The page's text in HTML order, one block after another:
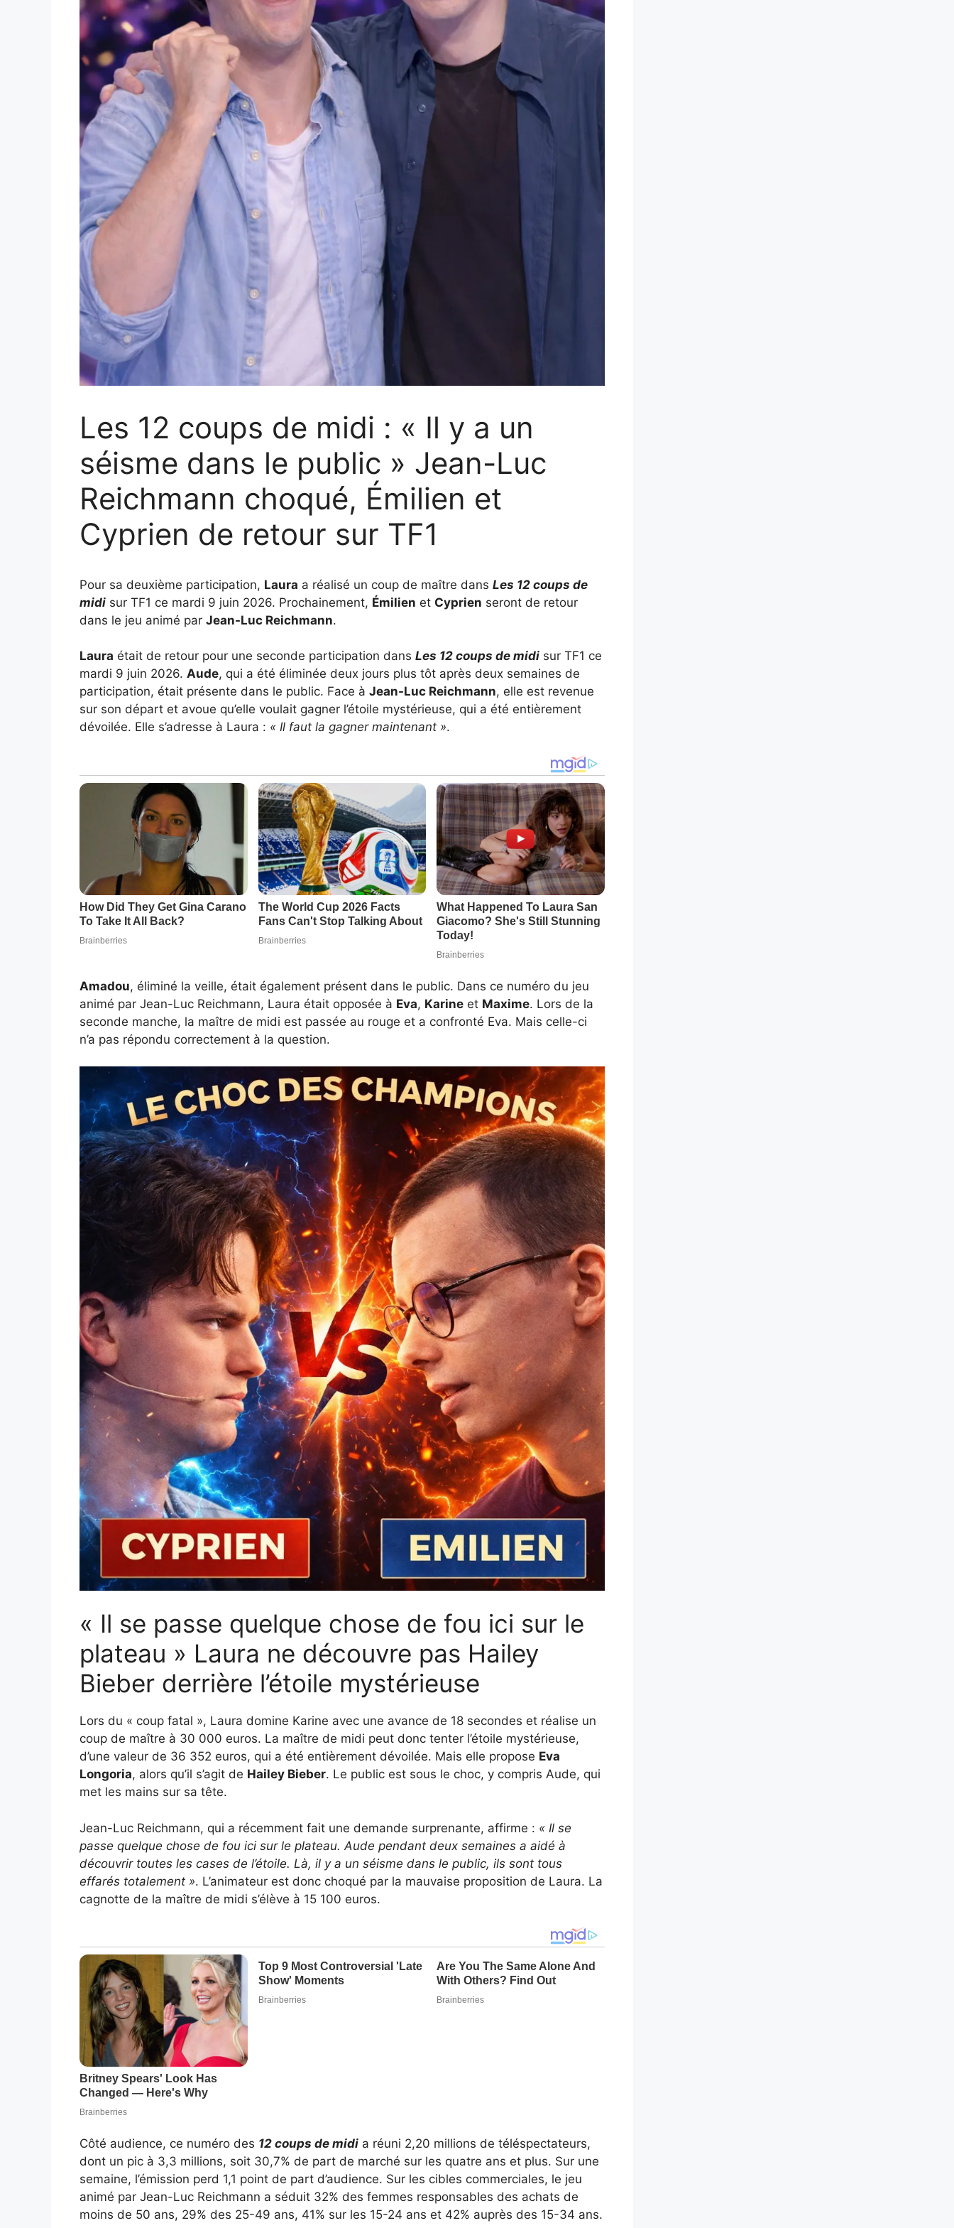
Les 12 coups de midi : « Il y a un
séisme dans le public » Jean-Luc
Reichmann choqué, Émilien et
Cyprien de retour sur TF1
Pour sa deuxième participation, Laura a réalisé un coup de maître dans Les 12 coups de
midi sur TF1 ce mardi 9 juin 2026. Prochainement, Émilien et Cyprien seront de retour
dans le jeu animé par Jean-Luc Reichmann.
Laura était de retour pour une seconde participation dans Les 12 coups de midi sur TF1 ce
mardi 9 juin 2026. Aude, qui a été éliminée deux jours plus tôt après deux semaines de
participation, était présente dans le public. Face à Jean-Luc Reichmann, elle est revenue
sur son départ et avoue qu’elle voulait gagner l’étoile mystérieuse, qui a été entièrement
dévoilée. Elle s’adresse à Laura : « Il faut la gagner maintenant ».
Amadou, éliminé la veille, était également présent dans le public. Dans ce numéro du jeu
animé par Jean-Luc Reichmann, Laura était opposée à Eva, Karine et Maxime. Lors de la
seconde manche, la maître de midi est passée au rouge et a confronté Eva. Mais celle-ci
n’a pas répondu correctement à la question.
« Il se passe quelque chose de fou ici sur le
plateau » Laura ne découvre pas Hailey
Bieber derrière l’étoile mystérieuse
Lors du « coup fatal », Laura domine Karine avec une avance de 18 secondes et réalise un
coup de maître à 30 000 euros. La maître de midi peut donc tenter l’étoile mystérieuse,
d’une valeur de 36 352 euros, qui a été entièrement dévoilée. Mais elle propose Eva
Longoria, alors qu’il s’agit de Hailey Bieber. Le public est sous le choc, y compris Aude, qui
met les mains sur sa tête.
Jean-Luc Reichmann, qui a récemment fait une demande surprenante, affirme : « Il se
passe quelque chose de fou ici sur le plateau. Aude pendant deux semaines a aidé à
découvrir toutes les cases de l’étoile. Là, il y a un séisme dans le public, ils sont tous
effarés totalement ». L’animateur est donc choqué par la mauvaise proposition de Laura. La
cagnotte de la maître de midi s’élève à 15 100 euros.
Côté audience, ce numéro des 12 coups de midi a réuni 2,20 millions de téléspectateurs,
dont un pic à 3,3 millions, soit 30,7% de part de marché sur les quatre ans et plus. Sur une
semaine, l’émission perd 1,1 point de part d’audience. Sur les cibles commerciales, le jeu
animé par Jean-Luc Reichmann a séduit 32% des femmes responsables des achats de
moins de 50 ans, 29% des 25-49 ans, 41% sur les 15-24 ans et 42% auprès des 15-34 ans.